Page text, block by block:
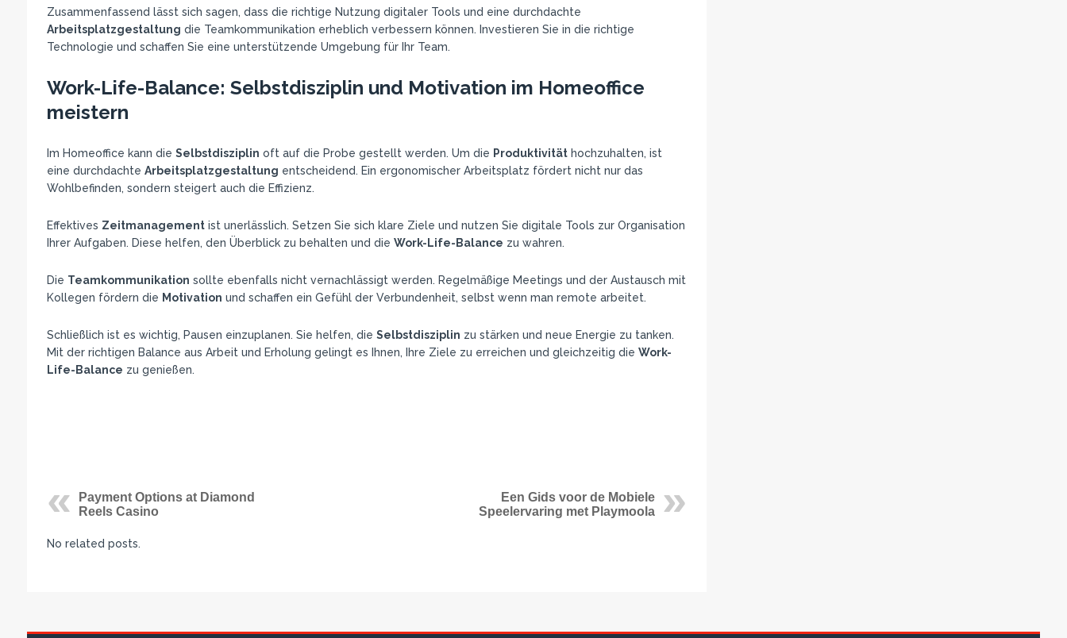
Zusammenfassend lässt sich sagen, dass die richtige Nutzung digitaler Tools und eine durchdachte
Arbeitsplatzgestaltung die Teamkommunikation erheblich verbessern können. Investieren Sie in die richtige
Technologie und schaffen Sie eine unterstützende Umgebung für Ihr Team.
Work-Life-Balance: Selbstdisziplin und Motivation im Homeoffice
meistern
Im Homeoffice kann die Selbstdisziplin oft auf die Probe gestellt werden. Um die Produktivitäthochzuhalten, ist
eine durchdachte Arbeitsplatzgestaltung entscheidend. Ein ergonomischer Arbeitsplatz fördert nicht nur das
Wohlbefinden, sondern steigert auch die Effizienz.
Effektives Zeitmanagementist unerlässlich. Setzen Sie sich klare Ziele und nutzen Sie digitale Tools zur Organisation
Ihrer Aufgaben. Diese helfen, den Überblick zu behalten und die Work-Life-Balance zu wahren.
Die Teamkommunikation sollte ebenfalls nicht vernachlässigt werden. Regelmäßige Meetings und der Austausch mit
Kollegen fördern die Motivation und schaffen ein Gefühl der Verbundenheit, selbst wenn man remote arbeitet.
Schließlich ist es wichtig, Pausen einzuplanen. Sie helfen, die Selbstdisziplin zu stärken und neue Energie zu tanken.
Mit der richtigen Balance aus Arbeit und Erholung gelingt es Ihnen, Ihre Ziele zu erreichen und gleichzeitig die Work-
Life-Balance zu genießen.
Payment Options at Diamond
Reels Casino
Een Gids voor de Mobiele
Speelervaring met Playmoola
No related posts.